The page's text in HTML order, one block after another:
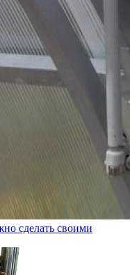
сделать своими